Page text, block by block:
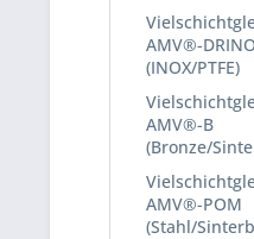
AMV®-
(INOX/PTFE)
AMV®-B
AMV®-POM